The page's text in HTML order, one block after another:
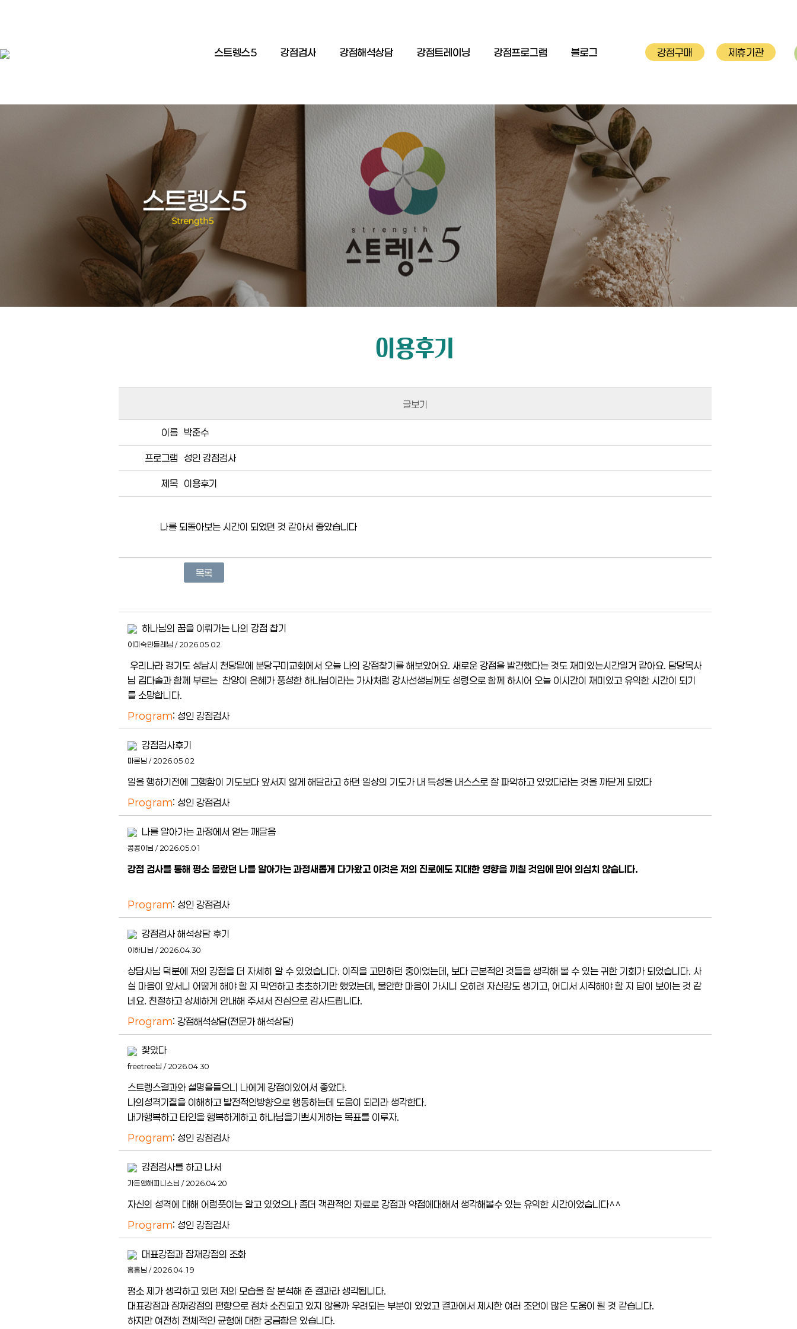
스트렝스5 강점검사 강점해석상담 강점트레이닝 강점프로그램 블로그 강점구매 제휴기관
이용후기
글보기
이름 박준수
프로그램 성인 강점검사
제목 이용후기
나를 되돌아보는 시간이 되었던 것 같아서 좋았습니다
목록
하나님의 꿈을 이뤄가는 나의 강점 찹기
이미숙민들레님 / 2026.05.02
우리나라 경기도 성남시 천당밑에 분당구미교회에서 오늘 나의 강점찾기를 해보았어요. 새로운 강점을 발견했다는 것도 재미있는시간일거 같아요. 담당목사
님 김다솔과 함께 부르는 찬양이 은혜가 풍성한 하나님이라는 가사처럼 강사선생님께도 성령으로 함께 하시어 오늘 이시간이 재미있고 유익한 시간이 되기
를 소망합니다.
Program: 성인 강점검사
강점검사후기
마론님 / 2026.05.02
일을 행하기전에 그행함이 기도보다 앞서지 앓게 해달라고 하던 일상의 기도가 내 특성을 내스스로 잘 파악하고 있었다라는 것을 까닫게 되었다
Program: 성인 강점검사
나를 알아가는 과정에서 얻는 깨달음
콩콩이님 / 2026.05.01
강점 검사를 통해 평소 몰랐던 나를 알아가는 과정새롭게 다가왔고 이것은 저의 진로에도 지대한 영향을 끼칠 것임에 믿어 의심치 않습니다.
Program: 성인 강점검사
강점검사 해석상담 후기
이하니님 / 2026.04.30
상담사님 덕분에 저의 강점을 더 자세히 알 수 있었습니다. 이직을 고민하던 중이었는데, 보다 근본적인 것들을 생각해 볼 수 있는 귀한 기회가 되었습니다. 사
실 마음이 앞서니 어떻게 해야 할 지 막연하고 초초하기만 했었는데, 불안한 마음이 가시니 오히려 자신감도 생기고, 어디서 시작해야 할 지 답이 보이는 것 같
네요. 친절하고 상세하게 안내해 주셔서 진심으로 감사드립니다.
Program: 강점해석상담(전문가 해석상담)
찿았다
freetree님 / 2026.04.30
스트렝스결과와 설명을들으니 나에게 강점이있어서 좋았다.
나의성격기질을 이해하고 발전적인방향으로 행동하는데 도움이 되리라 생각한다.
내가행복하고 타인을 행복하게하고 하나님을기쁘시게하는 목표를 이루자.
Program: 성인 강점검사
강점검사를 하고 나서
가든앤해피니스님 / 2026.04.20
자신의 성격에 대해 어렴풋이는 알고 있었으나 좀더 객관적인 자료로 강점과 약점에대해서 생각해볼수 있는 유익한 시간이었습니다^^
Program: 성인 강점검사
대표강점과 잠재강점의 조화
홍홍님 / 2026.04.19
평소 제가 생각하고 있던 저의 모습을 잘 분석해 준 결과라 생각됩니다.
대표강점과 잠재강점의 편향으로 점차 소진되고 있지 않을까 우려되는 부분이 있었고 결과에서 제시한 여러 조언이 많은 도움이 될 것 같습니다.
하지만 여전히 전체적인 균형에 대한 궁금함은 있습니다.